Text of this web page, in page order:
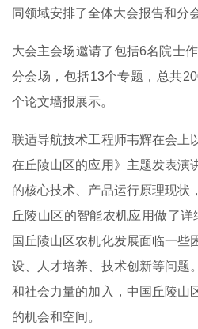
同领域安排了全体大会报告和分
大会主会场邀请了包括6名院士
分会场，包括13个专题，总共
个论文墙报展示。
联适导航技术工程师韦辉在会上
在丘陵山区的应用》主题发表演
的核心技术、产品运行原理现状
丘陵山区的智能农机应用做了
国丘陵山区农机化发展面临一些
设、人才培养、技术创新等问题
和社会力量的加入，中国丘陵山
的机会和空间。